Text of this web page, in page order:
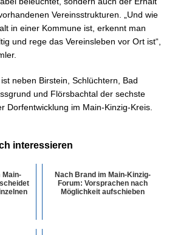
Vereinsstrukturen. „Und wie
in einer Kommune ist, erkennt man
und rege das Vereinsleben vor Ort ist“,
neben Birstein, Schlüchtern, Bad
und Flörsbachtal der sechste
Dorfentwicklung im Main-Kinzig-Kreis.
interessieren
Main-
Nach Brand im Main-Kinzig-
Forum: Vorsprachen nach
Möglichkeit aufschieben